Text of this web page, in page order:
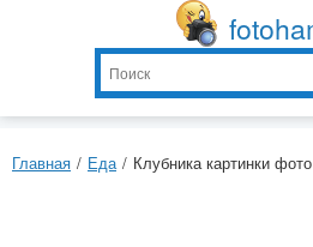
Главная / Еда / Клубника картинки фото